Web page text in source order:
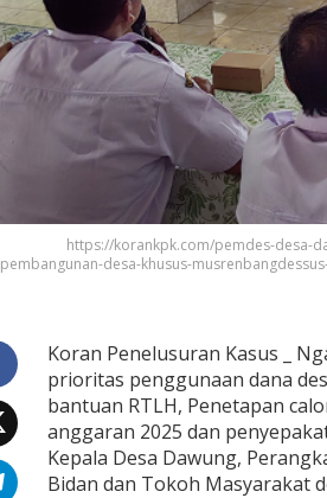
https://korankpk.com/pemdes-desa-
pembangunan-desa-khusus-
Koran Penelusuran Kasus _
prioritas penggunaan dana
bantuan RTLH, Penetapan
anggaran 2025 dan
Kepala Desa Dawung,
Bidan dan Tokoh Masyarakat